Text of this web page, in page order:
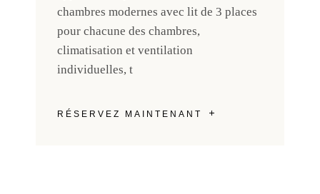
chambres modernes avec lit de 3 places
pour chacune des chambres,
climatisation et ventilation
individuelles, t
RÉSERVEZ MAINTENANT